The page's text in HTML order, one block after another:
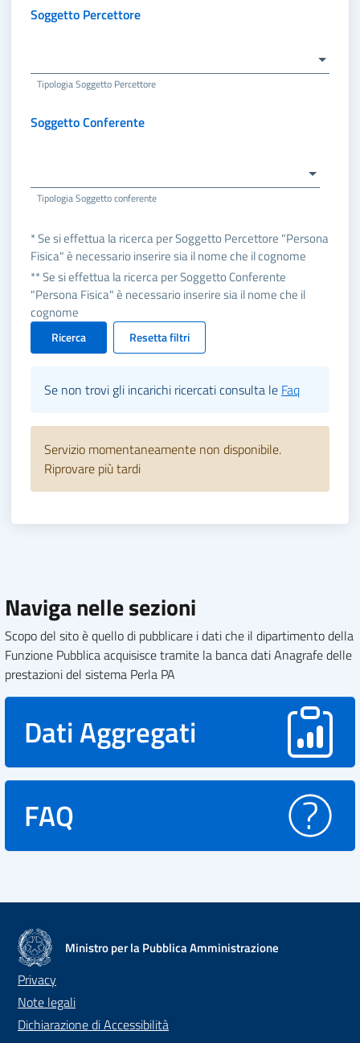
Soggetto Percettore
Tipologia Soggetto Percettore
Soggetto Conferente
Tipologia Soggetto conferente
* Se si effettua la ricerca per Soggetto Percettore "Persona
Fisica" è necessario inserire sia il nome che il cognome
** Se si effettua la ricerca per Soggetto Conferente
"Persona Fisica" è necessario inserire sia il nome che il
cognome
Ricerca Resetta filtri
Se non trovi gli incarichi ricercati consulta le Faq
Servizio momentaneamente non disponibile.
Riprovare più tardi
Naviga nelle sezioni
Scopo del sito è quello di pubblicare i dati che il dipartimento della
Funzione Pubblica acquisisce tramite la banca dati Anagrafe delle
prestazioni del sistema Perla PA
Dati Aggregati
FAQ
Ministro per la Pubblica Amministrazione
Privacy
Note legali
Dichiarazione di Accessibilità